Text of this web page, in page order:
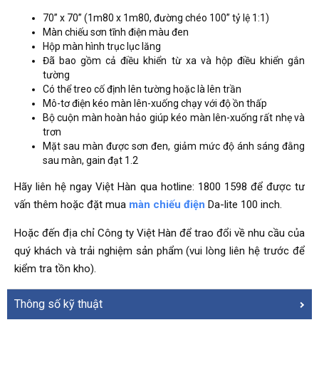
70” x 70” (1m80 x 1m80, đường chéo 100” tỷ lệ 1:1)
Màn chiếu sơn tĩnh điện màu đen
Hộp màn hình trục lục lăng
Đã bao gồm cả điều khiển từ xa và hộp điều khiển gắn
tường
Có thể treo cố định lên tường hoặc là lên trần
Mô-tơ điện kéo màn lên-xuống chạy với độ ồn thấp
Bộ cuộn màn hoàn hảo giúp kéo màn lên-xuống rất nhẹ và
trơn
Mặt sau màn được sơn đen, giảm mức độ ánh sáng đằng
sau màn, gain đạt 1.2
Hãy liên hệ ngay Việt Hàn qua hotline: 1800 1598 để được tư
vấn thêm hoặc đặt mua màn chiếu điện Da-lite 100 inch.
Hoặc đến địa chỉ Công ty Việt Hàn để trao đổi về nhu cầu của
quý khách và trải nghiệm sản phẩm (vui lòng liên hệ trước để
kiểm tra tồn kho).
Thông số kỹ thuật